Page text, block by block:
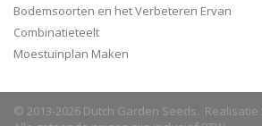
Bodemsoorten en het Verbeteren Ervan
Combinatieteelt
Moestuinplan Maken
© 2013-2026 Dutch Garden Seeds. Realisatie